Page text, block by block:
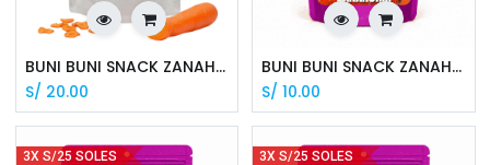
BUNI BUNI SNACK ZANAHORIA 100 G
S/ 20.00
BUNI BUNI SNACK ZANAHORIA 30 G
S/ 10.00
3X S/25 SOLES 3X S/25 SOLES